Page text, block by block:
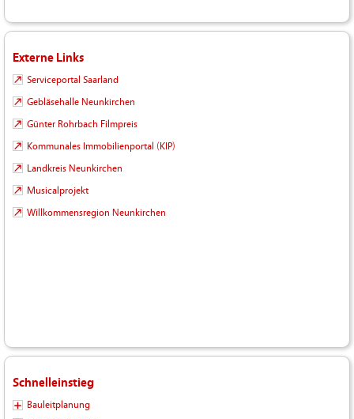
Externe Links
Serviceportal Saarland
Gebläsehalle Neunkirchen
Günter Rohrbach Filmpreis
Kommunales Immobilienportal (KIP)
Landkreis Neunkirchen
Musicalprojekt
Willkommensregion Neunkirchen
Schnelleinstieg
Bauleitplanung